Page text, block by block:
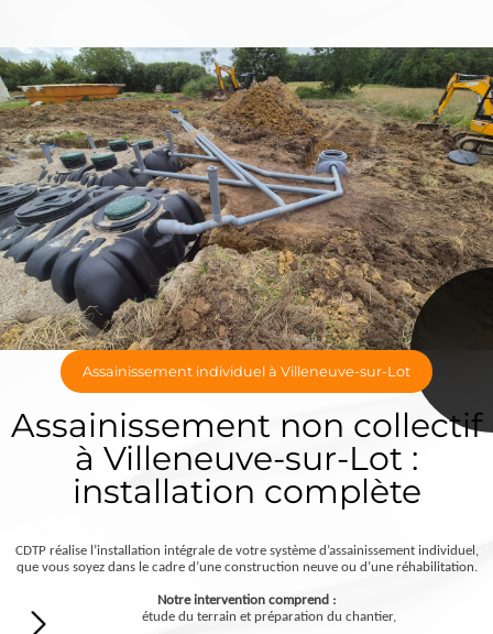
Assainissement individuel à Villeneuve-sur-Lot
Assainissement non collectif
à Villeneuve-sur-Lot :
installation complète
CDTP réalise l’installation intégrale de votre système d’assainissement individuel,
que vous soyez dans le cadre d’une construction neuve ou d’une réhabilitation.
Notre intervention comprend :
étude du terrain et préparation du chantier,